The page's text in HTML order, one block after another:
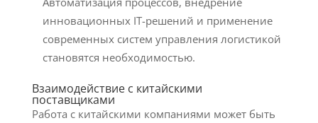
инновационных IT-решений и применение
современных систем управления логистикой
становятся необходимостью.
Взаимодействие с китайскими
поставщиками
Работа с китайскими компаниями может быть